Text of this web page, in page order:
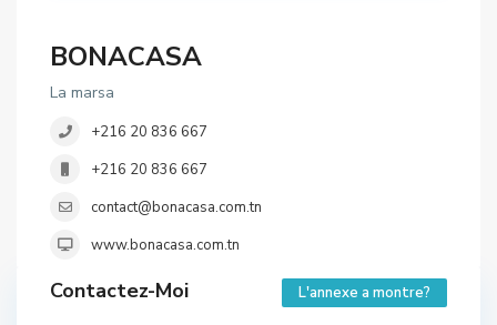
BONACASA
La marsa
+216 20 836 667
+216 20 836 667
contact@bonacasa.com.tn
www.bonacasa.com.tn
Contactez-Moi L'annexe a montre?